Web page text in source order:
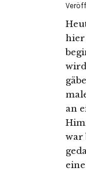
hier
an
war